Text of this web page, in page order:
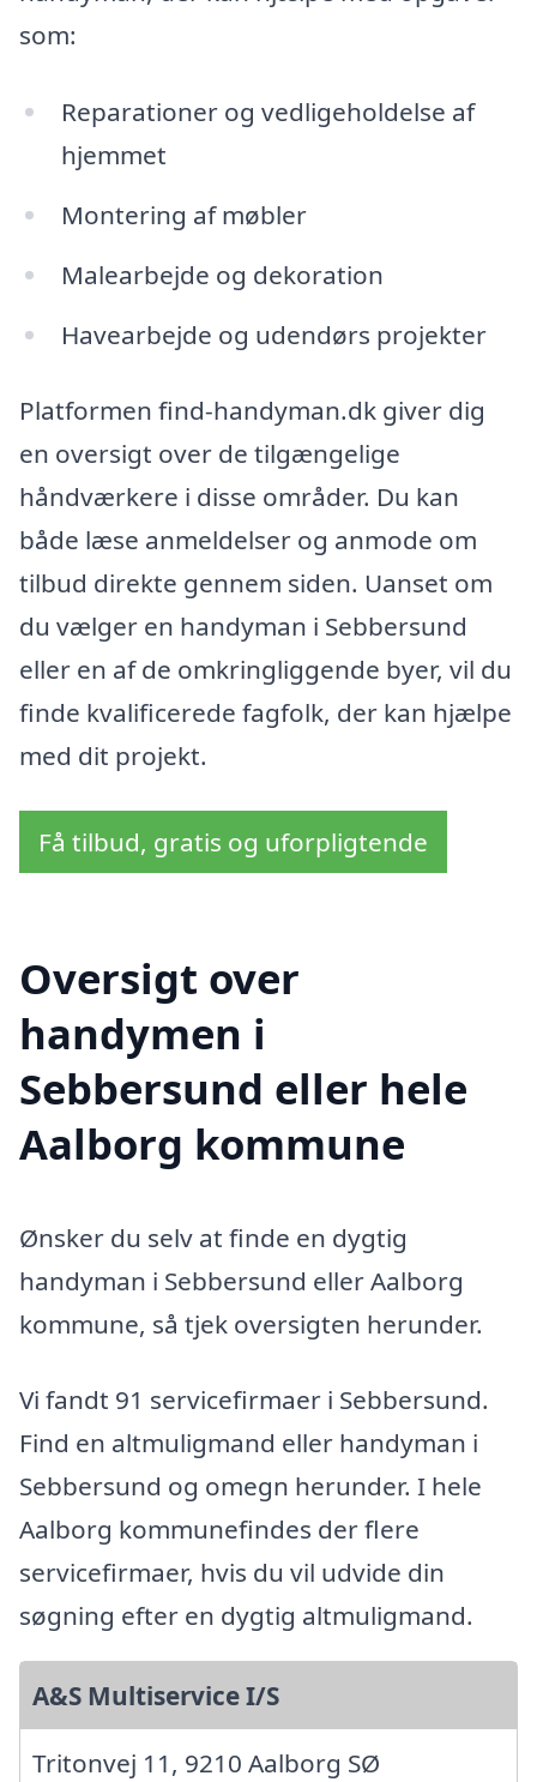
som:
Reparationer og vedligeholdelse af
hjemmet
Montering af møbler
Malearbejde og dekoration
Havearbejde og udendørs projekter
Platformen find-handyman.dk giver dig
en oversigt over de tilgængelige
håndværkere i disse områder. Du kan
både læse anmeldelser og anmode om
tilbud direkte gennem siden. Uanset om
du vælger en handyman i Sebbersund
eller en af de omkringliggende byer, vil du
finde kvalificerede fagfolk, der kan hjælpe
med dit projekt.
Få tilbud, gratis og uforpligtende
Oversigt over
handymen i
Sebbersund eller hele
Aalborg kommune
Ønsker du selv at finde en dygtig
handyman i Sebbersund eller Aalborg
kommune, så tjek oversigten herunder.
Vi fandt 91 servicefirmaer i Sebbersund.
Find en altmuligmand eller handyman i
Sebbersund og omegn herunder. I hele
Aalborg kommunefindes der flere
servicefirmaer, hvis du vil udvide din
søgning efter en dygtig altmuligmand.
A&S Multiservice I/S
Tritonvej 11, 9210 Aalborg SØ